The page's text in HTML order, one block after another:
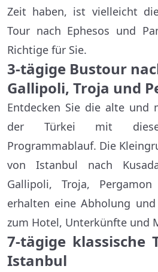
Zeit haben, ist vielleicht
Tour nach Ephesos und
Richtige für Sie.
3-tägige Bustour
Gallipoli, Troja und
Entdecken Sie die alte und
der Türkei mit
Programmablauf. Die
von Istanbul nach
Gallipoli, Troja,
erhalten eine Abholung
zum Hotel, Unterkünfte und
7-tägige klassische
Istanbul